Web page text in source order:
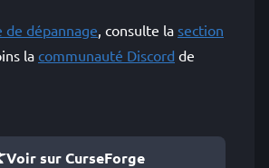
de dépannage, consulte la section
la communauté Discord de
Voir sur CurseForge